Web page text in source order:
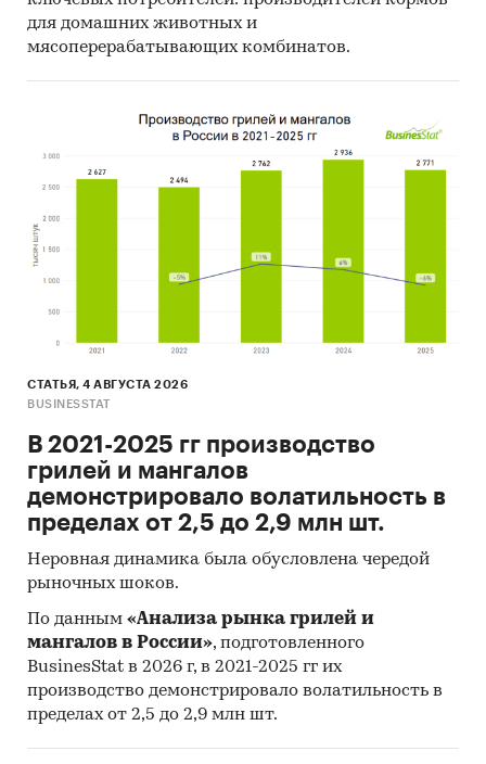
транспорта
Ространсмодернизация
транспорта
Федеральная налоговая служба РФ
Грузовые перевозки
Россия
для домашних животных и
мясоперерабатывающих комбинатов.
СТАТЬЯ, 4 АВГУСТА 2026
BUSINESSTAT
В 2021-2025 гг производство
грилей и мангалов
демонстрировало волатильность в
пределах от 2,5 до 2,9 млн шт.
Неровная динамика была обусловлена чередой
рыночных шоков.
По данным «Анализа рынка грилей и
мангалов в России», подготовленного
BusinesStat в 2026 г, в 2021-2025 гг их
производство демонстрировало волатильность в
пределах от 2,5 до 2,9 млн шт.